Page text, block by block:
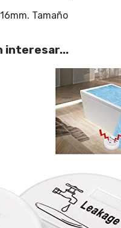
Tamaño
interesar...